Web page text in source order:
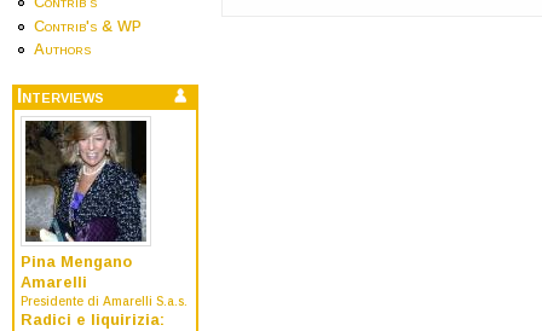
Contrib's & WP
Authors
Interviews
Pina Mengano
Amarelli
Presidente di Amarelli S.a.s.
Radici e liquirizia: